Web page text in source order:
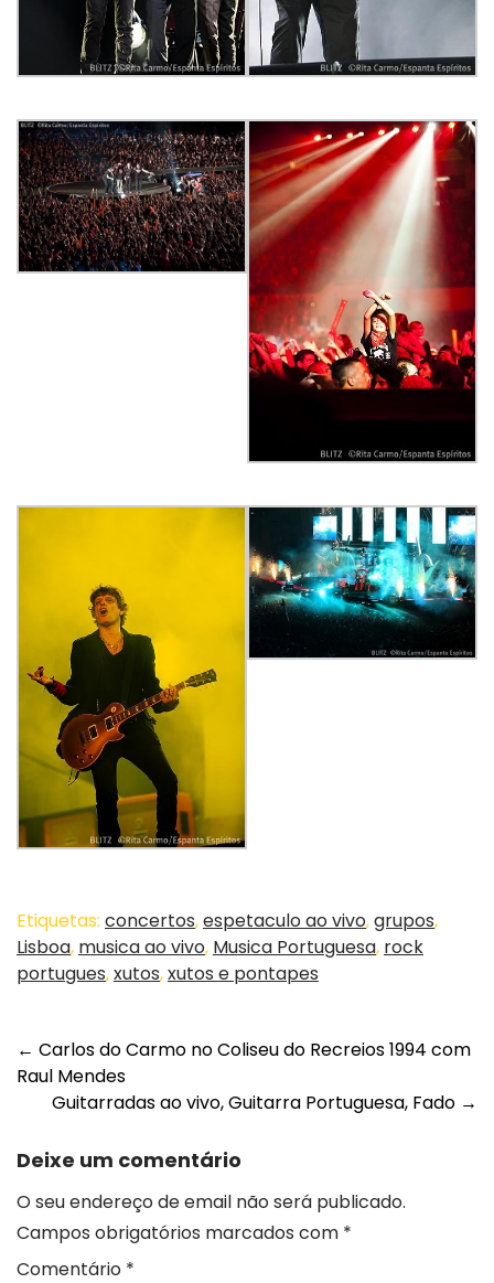
Etiquetas: concertos,espetaculo ao vivo,grupos,
Lisboa, musica ao vivo, Musica Portuguesa, rock
portugues,xutos,xutos e pontapes
Post
navigation
← Carlos do Carmo no Coliseu do Recreios 1994 com
Raul Mendes
Guitarradas ao vivo, Guitarra Portuguesa, Fado →
Deixe um comentário
O seu endereço de email não será publicado.
Campos obrigatórios marcados com *
Comentário *